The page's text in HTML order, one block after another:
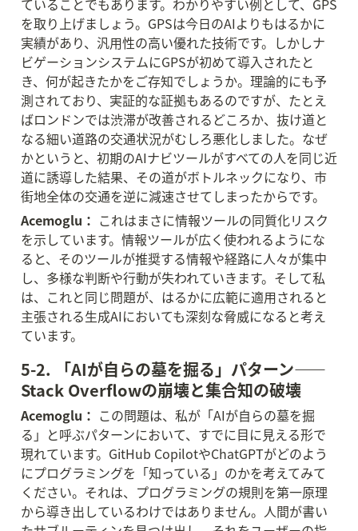
ていることでもあります。わかりやすい例として、GPS
を取り上げましょう。GPSは今日のAIよりもはるかに
実績があり、汎用性の高い優れた技術です。しかしナ
ビゲーションシステムにGPSが初めて導入されたと
き、何が起きたかをご存知でしょうか。理論的にも予
測されており、実証的な証拠もあるのですが、たとえ
ばロンドンでは渋滞が改善されるどころか、抜け道と
なる細い道路の交通状況がむしろ悪化しました。なぜ
かというと、初期のAIナビツールがすべての人を同じ近
道に誘導した結果、その道がボトルネックになり、市
街地全体の交通を逆に減速させてしまったからです。
Acemoglu： これはまさに情報ツールの同質化リスク
を示しています。情報ツールが広く使われるようにな
ると、そのツールが推奨する情報や経路に人々が集中
し、多様な判断や行動が失われていきます。そして私
は、これと同じ問題が、はるかに広範に適用されると
主張される生成AIにおいても深刻な脅威になると考え
ています。
5-2. 「AIが自らの墓を掘る」パターン——
Stack Overflowの崩壊と集合知の破壊
Acemoglu： この問題は、私が「AIが自らの墓を掘
る」と呼ぶパターンにおいて、すでに目に見える形で
現れています。GitHub CopilotやChatGPTがどのよう
にプログラミングを「知っている」のかを考えてみて
ください。それは、プログラミングの規則を第一原理
から導き出しているわけではありません。人間が書い